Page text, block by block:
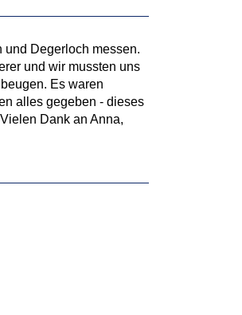
und Degerloch messen.
und wir mussten uns
Es waren
alles gegeben - dieses
Dank an Anna,